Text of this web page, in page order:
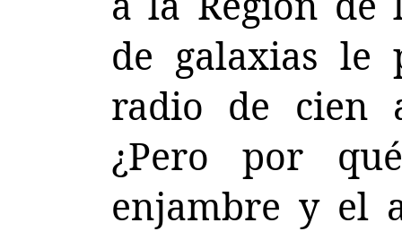
de galaxias le
radio de cien
¿Pero por
enjambre y el